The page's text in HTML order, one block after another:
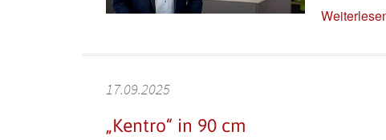
17.09.2025
„Kentro“ in 90 cm